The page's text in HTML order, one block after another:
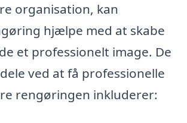
organisation, kan
hjælpe med at skabe
et professionelt image. De
ved at få professionelle
rengøringen inkluderer: